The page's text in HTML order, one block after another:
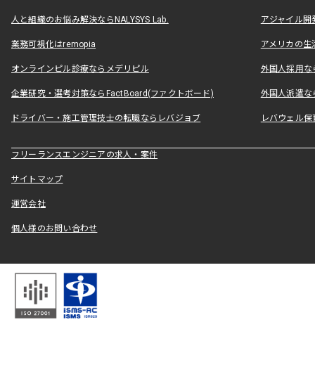
人と組織のお悩み解決ならNALYSYS Lab. アジャイル
業務可視化はremopia アメリカの
オンラインピル診療ならメデリピル 外国人採用
企業研究・選考対策ならFactBoard(ファクトボード) 外国人派遣な
ドライバー・施工管理技士の転職ならレバジョブ レバウェル
フリーランスエンジニアの求人・案件
サイトマップ
運営会社
個人様のお問い合わせ